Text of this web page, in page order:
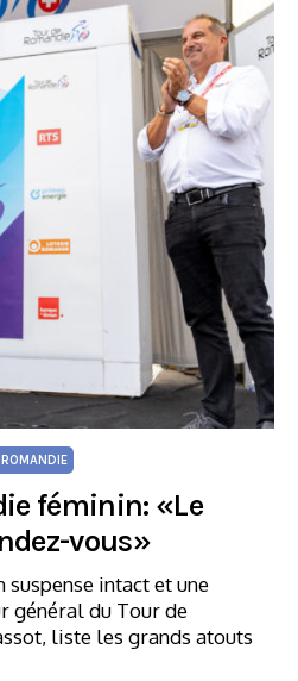
féminin: «Le
vous»
suspense intact et une
général du Tour de
liste les grands atouts